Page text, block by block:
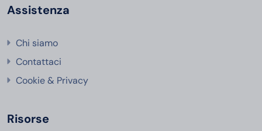
Assistenza
Chi siamo
Contattaci
Cookie & Privacy
Risorse